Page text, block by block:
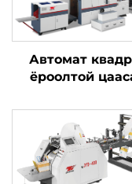
Автомат
ёроолтой